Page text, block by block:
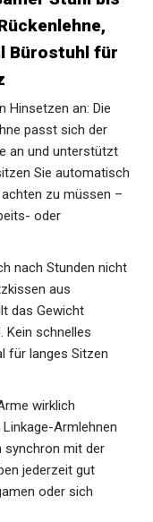
Bürostuhl für
Hinsetzen an: Die
passt sich der
an und unterstützt
Sie automatisch
zu müssen –
oder
nach Stunden nicht
aus
das Gewicht
Kein schnelles
für langes Sitzen
wirklich
Armlehnen
synchron mit der
jederzeit gut
oder sich